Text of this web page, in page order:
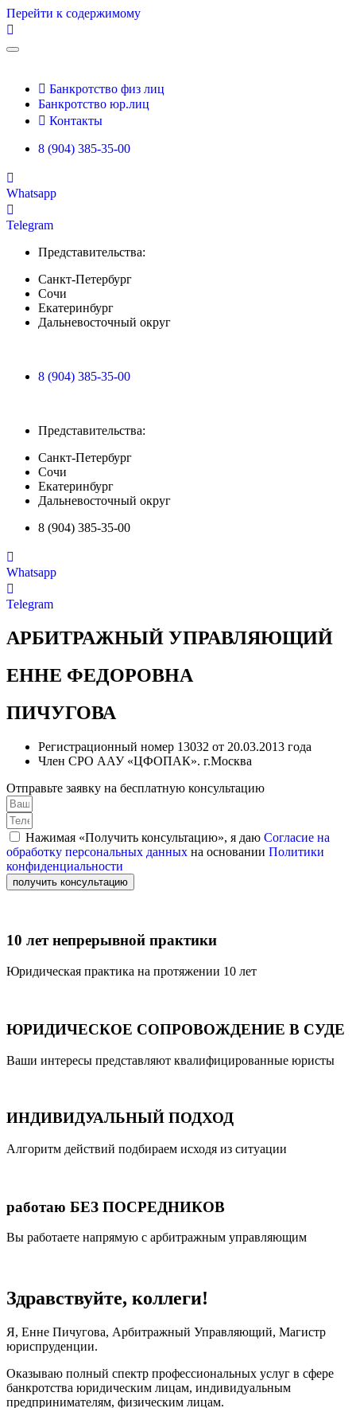
Перейти к содержимому
Банкротство физ лиц
Банкротство юр.лиц
Контакты
8 (904) 385-35-00
Whatsapp
Telegram
Представительства:
Санкт-Петербург
Сочи
Екатеринбург
Дальневосточный округ
8 (904) 385-35-00
Представительства:
Санкт-Петербург
Сочи
Екатеринбург
Дальневосточный округ
8 (904) 385-35-00
Whatsapp
Telegram
АРБИТРАЖНЫЙ УПРАВЛЯЮЩИЙ
ЕННЕ ФЕДОРОВНА
ПИЧУГОВА
Регистрационный номер 13032 от 20.03.2013 года
Член СРО ААУ «ЦФОПАК». г.Москва
Отправьте заявку на бесплатную консультацию
Нажимая «Получить консультацию», я даю Согласие на
обработку персональных данных на основании Политики
конфиденциальности
получить консультацию
10 лет непрерывной практики
Юридическая практика на протяжении 10 лет
ЮРИДИЧЕСКОЕ СОПРОВОЖДЕНИЕ В СУДЕ
Ваши интересы представляют квалифицированные юристы
ИНДИВИДУАЛЬНЫЙ ПОДХОД
Алгоритм действий подбираем исходя из ситуации
работаю БЕЗ ПОСРЕДНИКОВ
Вы работаете напрямую с арбитражным управляющим
Здравствуйте, коллеги!
Я, Енне Пичугова, Арбитражный Управляющий, Магистр
юриспруденции.
Оказываю полный спектр профессиональных услуг в сфере
банкротства юридическим лицам, индивидуальным
предпринимателям, физическим лицам.